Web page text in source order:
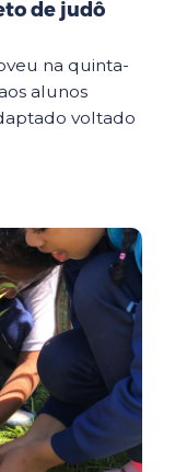
de judô
na quinta-
alunos
voltado